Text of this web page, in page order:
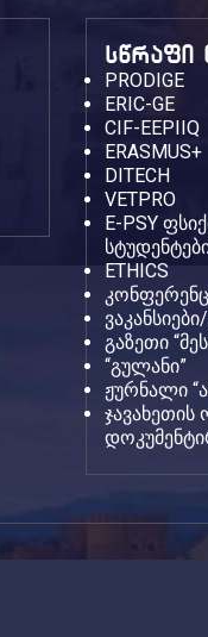
სწრაფი
PRODIGE
ERIC-GE
CIF-EEPIIQ
ERASMUS+
DITECH
VETPRO
E-PSY
ETHICS
გაზეთი
“გულანი”
ჟურნალი